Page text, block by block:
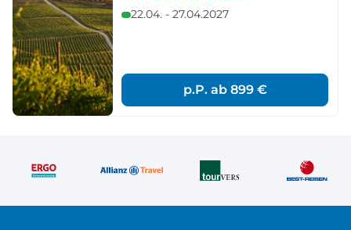
22.04. - 27.04.2027
p.P. ab 899 €